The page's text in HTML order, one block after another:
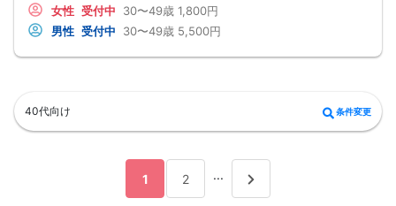
会場：Bar Brown Tokyo(バーブラウン東京)
住所：〒150-0022 東京都渋谷区恵比寿南2-25-3 EBISU HANA BLDG B1
アクセス：JR恵比寿駅から徒歩3分
最大50名(男女各25名)
み放題。
女性 受付中 30〜49歳 1,800円
男性 受付中 30〜49歳 5,500円
40代向け 条件変更
1 2 ...